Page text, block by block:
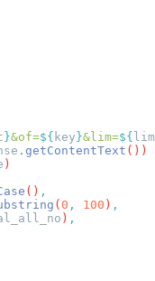
}&of=${ key }&lim=${
. getContentText
()
( 0 , 100 )
)